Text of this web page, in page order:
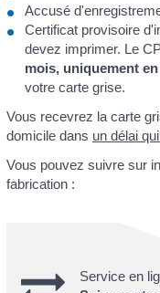
Accusé
Certificat provisoire
devez imprimer. Le
mois, uniquement
votre carte grise.
Vous recevrez la carte
domicile dans un délai
Vous pouvez suivre sur
fabrication :
Service en